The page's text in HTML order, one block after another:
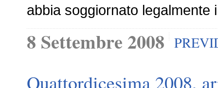
abbia soggiornato legalmente
8 Settembre 2008
Quattordicesima 2008,